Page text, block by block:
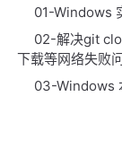
01-Windows
02-解决git
下载等网络失败
03-Windows